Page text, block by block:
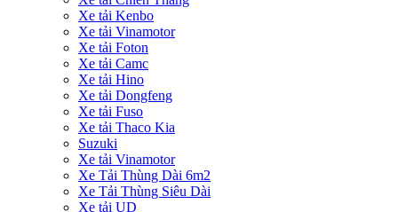
Xe tải Kenbo
Xe tải Vinamotor
Xe tải Foton
Xe tải Camc
Xe tải Hino
Xe tải Dongfeng
Xe tải Fuso
Xe tải Thaco Kia
Suzuki
Xe tải Vinamotor
Xe Tải Thùng Dài 6m2
Xe Tải Thùng Siêu Dài
Xe tải UD